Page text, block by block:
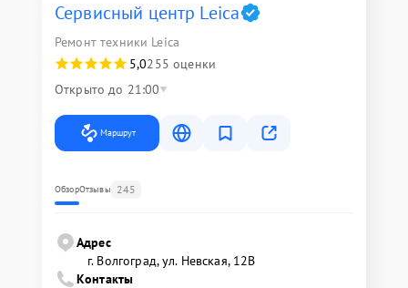
Сервисный центр Leica
Ремонт техники Leica
5,0255 оценки
Открыто до 21:00
Маршрут
ОбзорОтзывы 245
Адрес
г. Волгоград, ул. Невская, 12В
Контакты